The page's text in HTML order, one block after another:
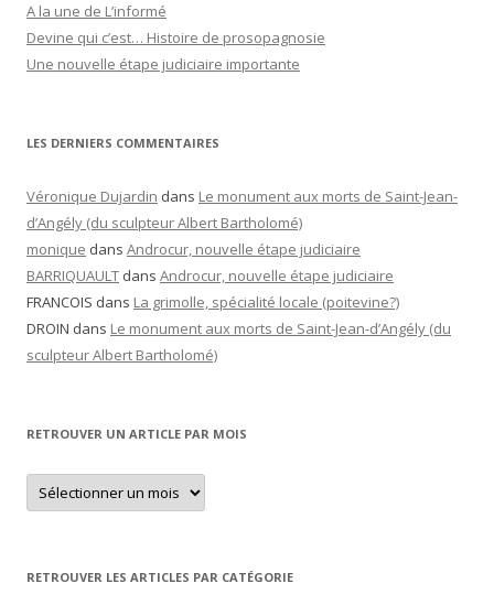
A la une de L’informé
Devine qui c’est… Histoire de prosopagnosie
Une nouvelle étape judiciaire importante
LES DERNIERS COMMENTAIRES
Véronique Dujardin dans Le monument aux morts de Saint-Jean-
d’Angély (du sculpteur Albert Bartholomé)
monique dans Androcur, nouvelle étape judiciaire
BARRIQUAULT dans Androcur, nouvelle étape judiciaire
FRANCOIS dans La grimolle, spécialité locale (poitevine?)
DROIN dans Le monument aux morts de Saint-Jean-d’Angély (du
sculpteur Albert Bartholomé)
RETROUVER UN ARTICLE PAR MOIS
Retrouver
un
article
RETROUVER LES ARTICLES PAR CATÉGORIE